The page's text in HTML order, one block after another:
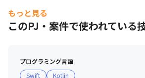
もっと見る
このPJ・案件で使われている
プログラミング言語
Swift
Kotlin